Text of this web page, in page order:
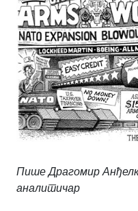
Пише Драгомир
аналитичар